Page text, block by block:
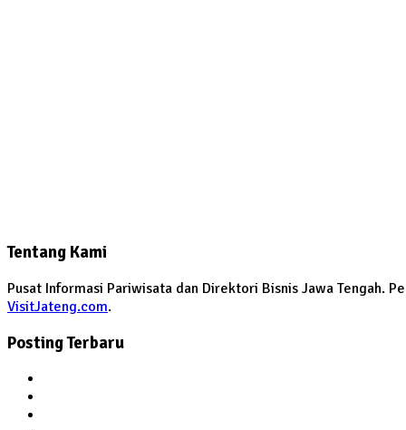
Tentang Kami
Pusat Informasi Pariwisata dan Direktori Bisnis Jawa Tengah.
VisitJateng.com.
Posting Terbaru